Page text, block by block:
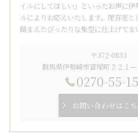
イルにしてほしい」といったお声に伊
ルによりお応えいたします。理容室と
踏まえたぴったりな髪型に仕上げてま
〒372-0833
群馬県伊勢崎市富塚町２２１
0270-55-
お問い合わせはこ